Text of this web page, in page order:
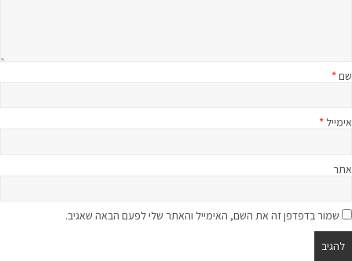
שם*
אימייל *
אתר
שמור בדפדפן זה את השם, האימייל והאתר שלי לפעם הבאה שאגיב.